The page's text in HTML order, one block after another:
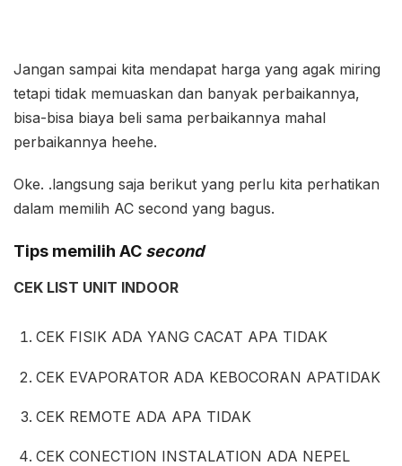
Jangan sampai kita mendapat harga yang agak miring
tetapi tidak memuaskan dan banyak perbaikannya,
bisa-bisa biaya beli sama perbaikannya mahal
perbaikannya heehe.
Oke. .langsung saja berikut yang perlu kita perhatikan
dalam memilih AC second yang bagus.
Tips memilih AC second
CEK LIST UNIT INDOOR
CEK FISIK ADA YANG CACAT APA TIDAK
CEK EVAPORATOR ADA KEBOCORAN APATIDAK
CEK REMOTE ADA APA TIDAK
CEK CONECTION INSTALATION ADA NEPEL